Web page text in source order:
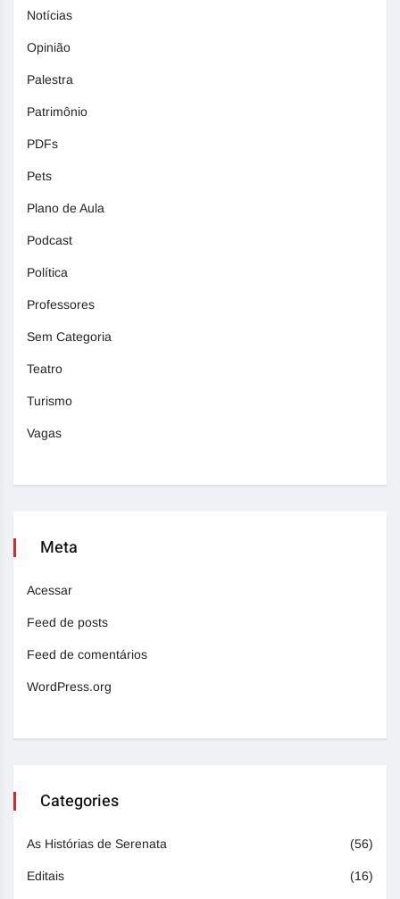
Notícias
Opinião
Palestra
Patrimônio
PDFs
Pets
Plano de Aula
Podcast
Política
Professores
Sem Categoria
Teatro
Turismo
Vagas
Meta
Acessar
Feed de posts
Feed de comentários
WordPress.org
Categories
As Histórias de Serenata (56)
Editais (16)